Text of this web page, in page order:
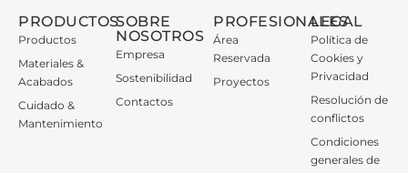
PRODUCTOS
Productos
Materiales &
Acabados
Cuidado &
Mantenimiento
SOBRE
NOSOTROS
Empresa
Sostenibilidad
Contactos
PROFESIONALES
Área
Reservada
Proyectos
LEGAL
Política de
Cookies y
Privacidad
Resolución de
conflictos
Condiciones
generales de